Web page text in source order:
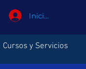
Iniciar sesión
Cursos y Servicios